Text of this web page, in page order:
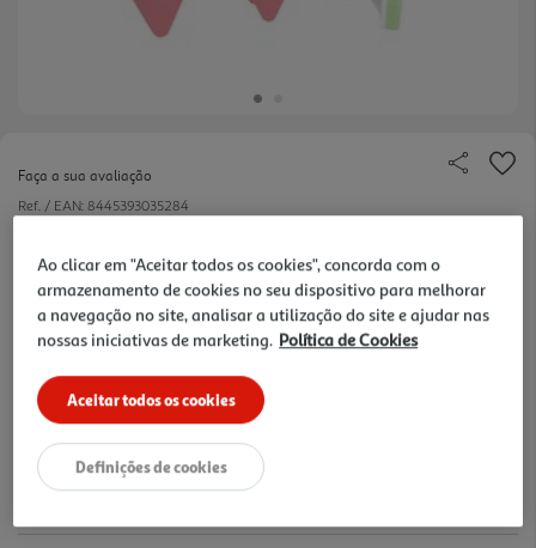
Faça a sua avaliação
Ref. / EAN: 8445393035284
2,99 €
Notas de preparação
Ao clicar em "Aceitar todos os cookies", concorda com o
armazenamento de cookies no seu dispositivo para melhorar
a navegação no site, analisar a utilização do site e ajudar nas
nossas iniciativas de marketing. Política de Cookies
Aceitar todos os cookies
Definições de cookies